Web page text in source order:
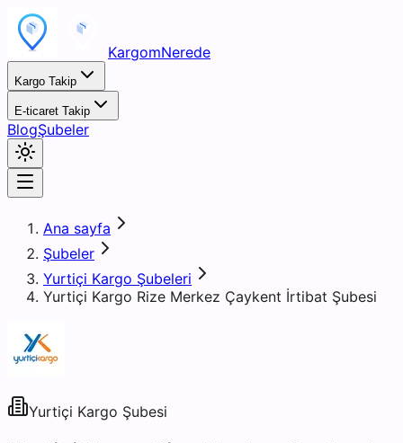
KargomNerede
Kargo Takip
E-ticaret Takip
BlogŞubeler
Ana sayfa
Şubeler
Yurtiçi Kargo Şubeleri
Yurtiçi Kargo Rize Merkez Çaykent İrtibat Şubesi
Yurtiçi Kargo Şubesi